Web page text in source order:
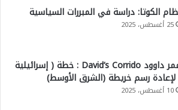
الكوتا: دراسة في المبررات السياسية
25 أغسطس، 2025
ممر داوود David’s Corrido : خطة ( إسرائيلية
رسم خريطة (الشرق الأوسط)
10 أغسطس، 2025